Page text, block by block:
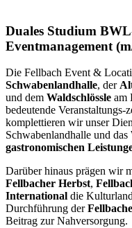
Duales Studium
Eventmanagement
Die Fellbach Event &
Schwabenlandhalle, der
und dem Waldschlössle am
bedeutende Veranstaltungs-
komplettieren wir unser
Schwabenlandhalle und
gastronomischen
Darüber hinaus prägen wir
Fellbacher Herbst,
International die
Durchführung der
Beitrag zur Nahversorgung.